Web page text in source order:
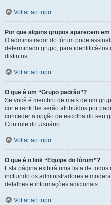
Voltar ao topo
Por que alguns grupos aparecem
O administrador do fórum pode
determinado grupo, para identificá-los
distintos.
Voltar ao topo
O que é um “Grupo padrão”?
Se você é membro de mais de um
cor e rank lhe serão atribuídos por
conceder a opção de escolha do seu
Controle do Usuário.
Voltar ao topo
O que é o link “Equipe do fórum”?
Esta página exibirá uma lista de
incluindo os administradores e
detalhes e informações adicionais.
Voltar ao topo